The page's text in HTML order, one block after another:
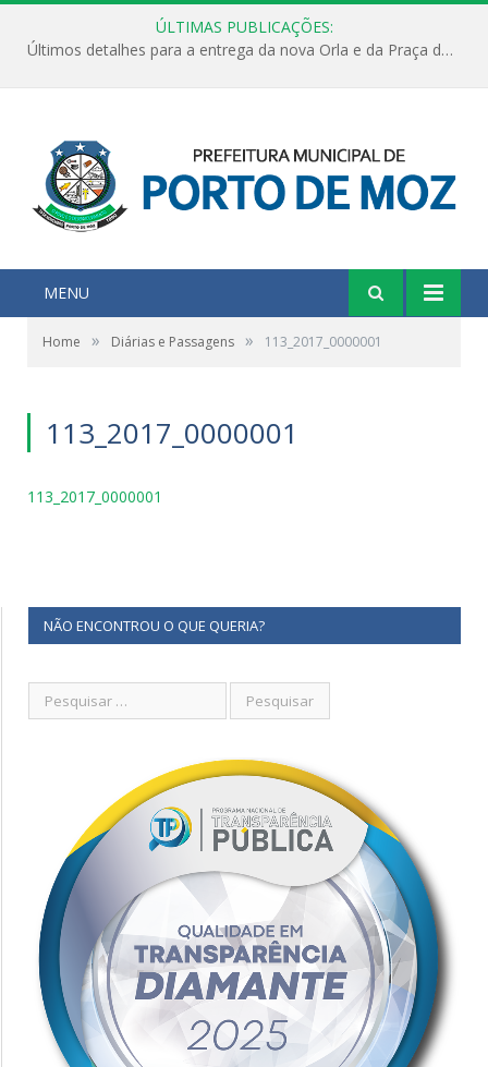
ÚLTIMAS PUBLICAÇÕES:
Últimos detalhes para a entrega da nova Orla e da Praça do Praião
MENU
Home » Diárias e Passagens » 113_2017_0000001
113_2017_0000001
113_2017_0000001
NÃO ENCONTROU O QUE QUERIA?